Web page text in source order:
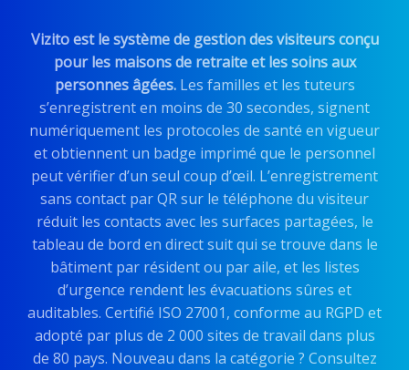
Vizito est le système de gestion des visiteurs conçu
pour les maisons de retraite et les soins aux
personnes âgées.Les familles et les tuteurs
s’enregistrent en moins de 30 secondes, signent
numériquement les protocoles de santé en vigueur
et obtiennent un badge imprimé que le personnel
peut vérifier d’un seul coup d’œil. L’enregistrement
sans contact par QR sur le téléphone du visiteur
réduit les contacts avec les surfaces partagées, le
tableau de bord en direct suit qui se trouve dans le
bâtiment par résident ou par aile, et les listes
d’urgence rendent les évacuations sûres et
auditables. Certifié ISO 27001, conforme au RGPD et
adopté par plus de 2 000 sites de travail dans plus
de 80 pays. Nouveau dans la catégorie ? Consultez